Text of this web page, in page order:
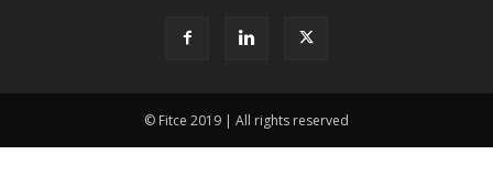
© Fitce 2019 | All rights reserved